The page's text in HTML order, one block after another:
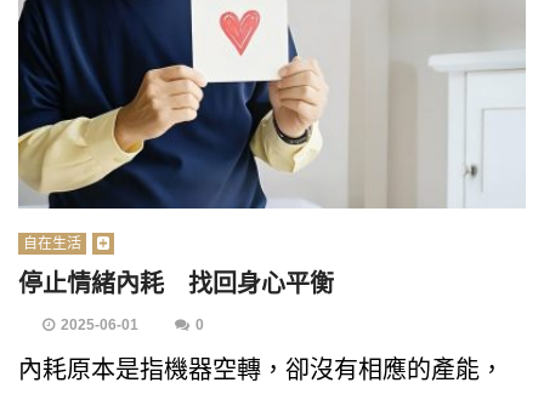
自在生活
停止情緒內耗 找回身心平衡
2025-06-01 0
內耗原本是指機器空轉，卻沒有相應的產能，